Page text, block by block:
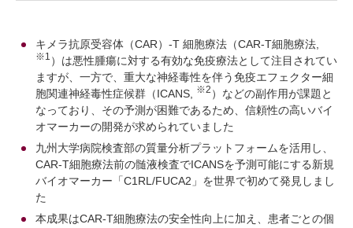
キメラ抗原受容体（CAR）-T 細胞療法（CAR-T細胞療法,
※1 ）は悪性腫瘍に対する有効な免疫療法として注目されてい
ますが、一方で、重大な神経毒性を伴う免疫エフェクター細
胞関連神経毒性症候群（ICANS,
※2 ）などの副作用が課題と
なっており、その予測が困難であるため、信頼性の高いバイ
オマーカーの開発が求められていました
九州大学病院検査部の質量分析プラットフォームを活用し、
CAR-T細胞療法前の髄液検査でICANSを予測可能にする新規
バイオマーカー「C1RL/FUCA2」を世界で初めて発見しまし
た
本成果はCAR-T細胞療法の安全性向上に加え、患者ごとの個